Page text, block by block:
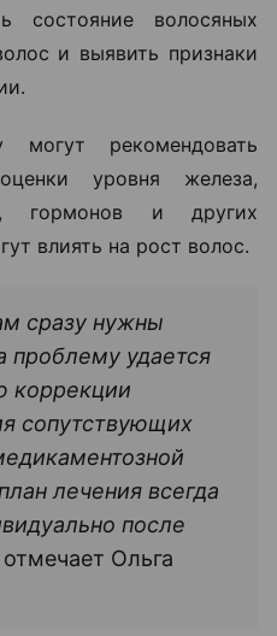
состояние волосяных
и выявить признаки
могут рекомендовать
уровня железа,
гормонов и других
влиять на рост волос.
сразу нужны
проблему удается
коррекции
сопутствующих
лечения всегда
после
отмечает Ольга